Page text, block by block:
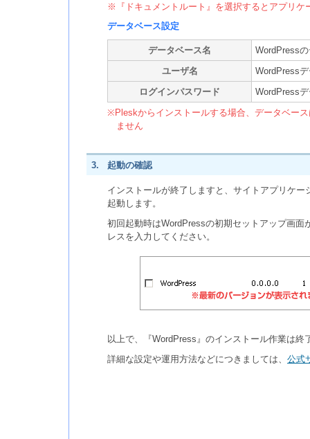
※『ドキュメントルート』を選択するとアプリケ
データベース設定
データベース名
WordPress
ユーザ名
WordPress
ログインパスワード
WordPress
※Pleskからインストールする場合、データベー
ません
3. 起動の確認
インストールが終了しますと、サイトアプリケ
起動します。
初回起動時はWordPressの初期セットアップ画
レスを入力してください。
以上で、『WordPress』のインストール作業は終
詳細な設定や運用方法などにつきましては、 公式